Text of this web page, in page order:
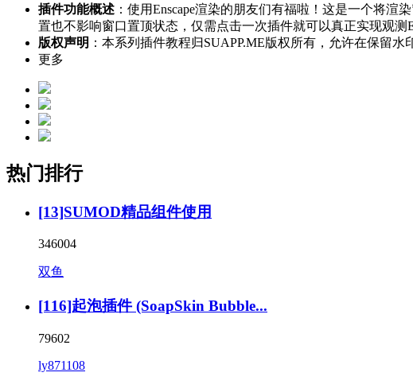
插件功能概述 ：使用Enscape渲染的朋友们有福啦！这是一个将
置也不影响窗口置顶状态，仅需点击一次插件就可以真正实现观测
版权声明 ：本系列插件教程归SUAPP.ME版权所有，允许在保留
更多
热门排行
[13]SUMOD精品组件使用
346004
双鱼
[116]起泡插件 (SoapSkin Bubble...
79602
ly871108